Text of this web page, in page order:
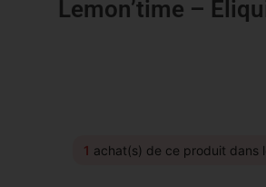
Lemon’time –
1 achat(s) de ce produit dans